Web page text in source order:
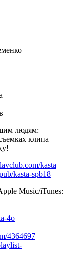
людям:
клипа
kasta
kasta-spb18
Music/iTunes:
4o
4364697